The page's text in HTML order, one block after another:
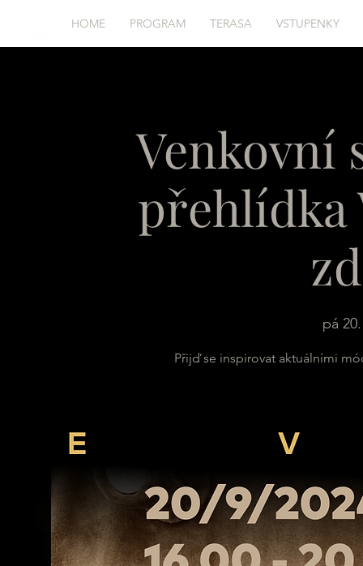
HOME PROGRAM TERASA VSTUPENKY
Venkovní
přehlídka
pá
Přijď se inspirovat aktuálními